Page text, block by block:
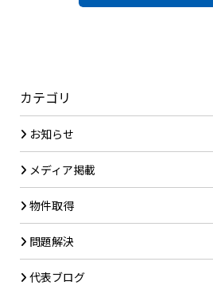
カテゴリ
お知らせ
メディア掲載
物件取得
問題解決
代表ブログ